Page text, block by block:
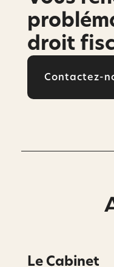
droit
Contactez-
Le Cabinet